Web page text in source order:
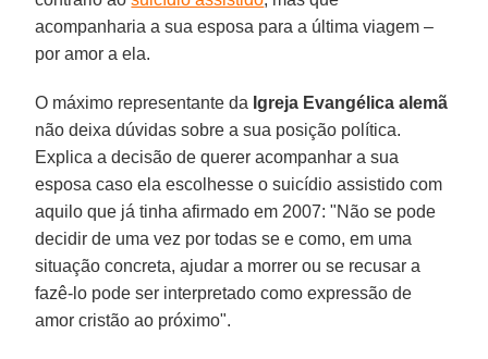
acompanharia a sua esposa para a última viagem –
por amor a ela.
O máximo representante da Igreja Evangélica alemã
não deixa dúvidas sobre a sua posição política.
Explica a decisão de querer acompanhar a sua
esposa caso ela escolhesse o suicídio assistido com
aquilo que já tinha afirmado em 2007: "Não se pode
decidir de uma vez por todas se e como, em uma
situação concreta, ajudar a morrer ou se recusar a
fazê-lo pode ser interpretado como expressão de
amor cristão ao próximo".